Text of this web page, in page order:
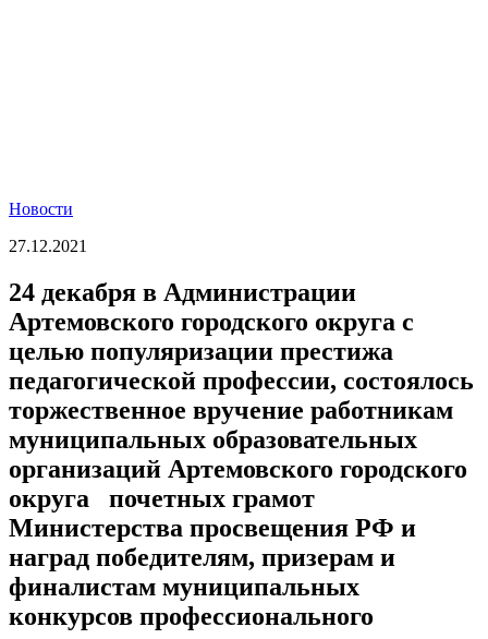
Новости
27.12.2021
24 декабря в Администрации
Артемовского городского округа с
целью популяризации престижа
педагогической профессии, состоялось
торжественное вручение работникам
муниципальных образовательных
организаций Артемовского городского
округа почетных грамот
Министерства просвещения РФ и
наград победителям, призерам и
финалистам муниципальных
конкурсов профессионального